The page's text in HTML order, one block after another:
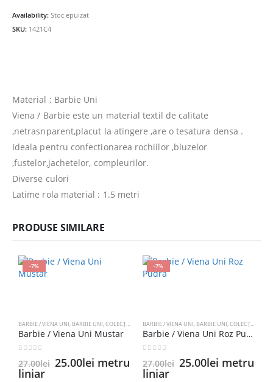
27.00lei.
Availability: Stoc epuizat
SKU: 1421C4
Material : Barbie Uni
Viena / Barbie este un material textil de calitate
,netrasnparent,placut la atingere ,are o tesatura densa .
Ideala pentru confectionarea rochiilor ,bluzelor
,fustelor,jachetelor, compleurilor.
Diverse culori
Latime rola material : 1.5 metri
PRODUSE SIMILARE
-7%
BARBIE / VIENA UNI, BARBIE UNI,COLECȚIE NOUĂ ,CREP
Barbie / Viena Uni Mustar
27.00lei Prețul
25.00lei Prețul
metru
liniar
-7%
BARBIE / VIENA UNI, BARBIE UNI,COLECȚIE NOUĂ
Barbie / Viena Uni Roz Pudra
27.00lei Prețul
25.00lei Prețul
metru
liniar